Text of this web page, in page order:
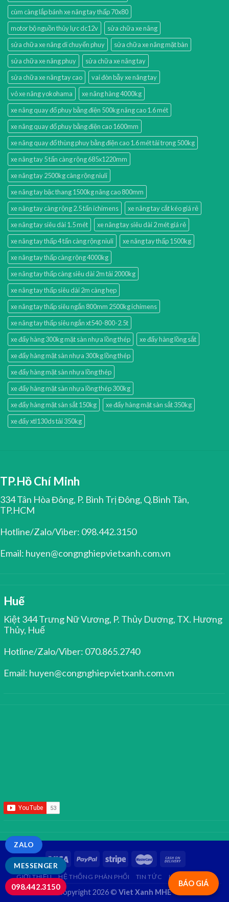
cùm càng lắp bánh xe nâng tay thấp 70x80
motor bộ nguồn thủy lực dc12v
sửa chữa xe nâng
sửa chữa xe nâng di chuyển phuy
sửa chữa xe nâng mặt bàn
sửa chữa xe nâng phuy
sửa chữa xe nâng tay
sửa chữa xe nâng tay cao
vai đòn bẫy xe nâng tay
vỏ xe nâng yokohama
xe nâng hàng 4000kg
xe nâng quay đổ phuy bằng điện 500kg nâng cao 1.6 mét
xe nâng quay đổ phuy bằng điện cao 1600mm
xe nâng quay đổ thùng phuy bằng điện cao 1.6 mét tải trọng 500kg
xe nâng tay 5 tấn càng rộng 685x1220mm
xe nâng tay 2500kg càng rộng niuli
xe nâng tay bậc thang 1500kg nâng cao 800mm
xe nâng tay càng rộng 2.5 tấn ichimens
xe nâng tay cắt kéo giá rẻ
xe nâng tay siêu dài 1.5 mét
xe nâng tay siêu dài 2 mét giá rẻ
xe nâng tay thấp 4 tấn càng rộng niuli
xe nâng tay thấp 1500kg
xe nâng tay thấp càng rộng 4000kg
xe nâng tay thấp càng siêu dài 2m tải 2000kg
xe nâng tay thấp siêu dài 2m càng hẹp
xe nâng tay thấp siêu ngắn 800mm 2500kg ichimens
xe nâng tay thấp siêu ngắn xt540-800-2.5t
xe đẩy hàng 300kg mặt sàn nhựa lồng thép
xe đẩy hàng lồng sắt
xe đẩy hàng mặt sàn nhựa 300kg lồng thép
xe đẩy hàng mặt sàn nhựa lồng thép
xe đẩy hàng mặt sàn nhựa lồng thép 300kg
xe đẩy hàng mặt sàn sắt 150kg
xe đẩy hàng mặt sàn sắt 350kg
xe đẩy xtl130ds tải 350kg
TP.Hồ Chí Minh
334 Tân Hòa Đông, P. Bình Trị Đông, Q.Bình Tân,
TP.HCM
Hotline/Zalo/Viber: 098.442.3150
Email: huyen@congnghiepvietxanh.com.vn
Huế
Kiệt 344 Trưng Nữ Vương, P. Thủy Dương, TX. Hương
Thủy, Huế
Hotline/Zalo/Viber: 070.865.2740
Email: huyen@congnghiepvietxanh.com.vn
BÁO GIÁ
GIỚI THIỆU HỆ THỐNG PHÂN PHỐI TIN TỨC LIÊN HỆ
Copyright 2026 © Viet Xanh MHE
MESSENGER
ZALO
098.442.3150